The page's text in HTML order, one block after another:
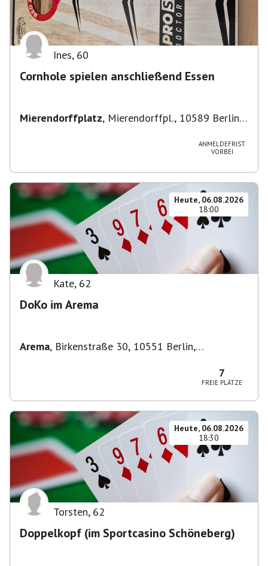
Ines, 60
Cornhole spielen anschließend Essen
Mierendorffplatz, Mierendorffpl., 10589 Berlin-
ANMELDEFRIST
VORBEI
Heute, 06.08.2026
18:00
Kate, 62
DoKo im Arema
Arema, Birkenstraße 30, 10551 Berlin,
7
FREIE PLÄTZE
Heute, 06.08.2026
18:30
Torsten, 62
Doppelkopf (im Sportcasino Schöneberg)